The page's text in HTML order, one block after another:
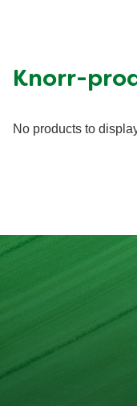
Knorr-
No products to